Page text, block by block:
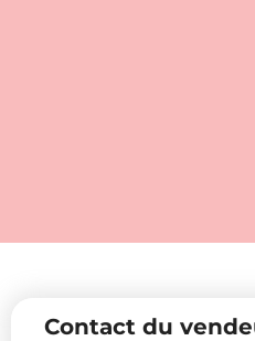
Contact du